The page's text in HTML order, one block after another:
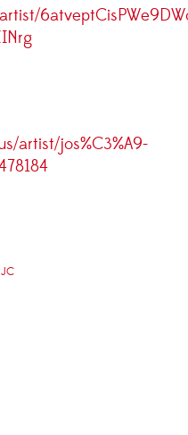
artist/jos%C3%A9-